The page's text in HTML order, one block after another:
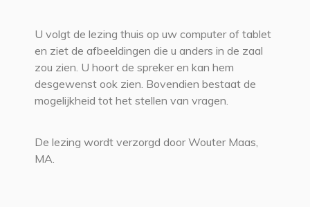
U volgt de lezing thuis op uw computer of tablet
en ziet de afbeeldingen die u anders in de zaal
zou zien. U hoort de spreker en kan hem
desgewenst ook zien. Bovendien bestaat de
mogelijkheid tot het stellen van vragen.
De lezing wordt verzorgd door Wouter Maas,
MA.